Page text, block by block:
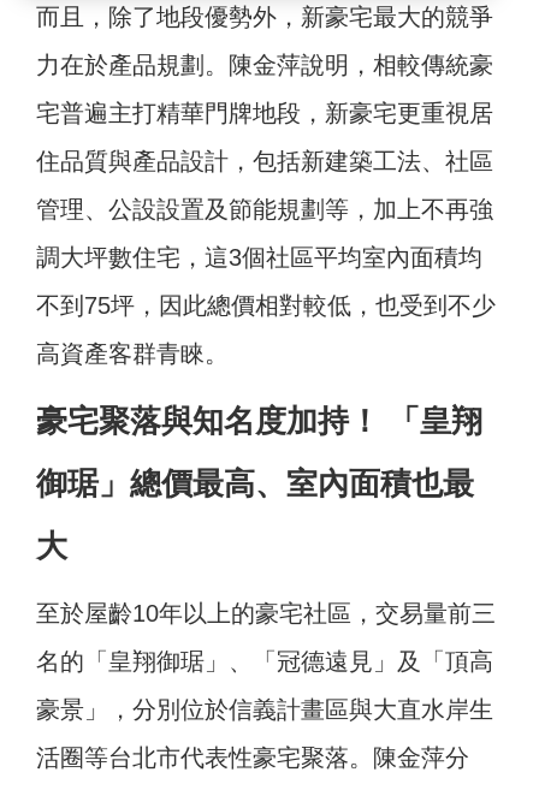
而且，除了地段優勢外，新豪宅最大的競爭
力在於產品規劃。陳金萍說明，相較傳統豪
宅普遍主打精華門牌地段，新豪宅更重視居
住品質與產品設計，包括新建築工法、社區
管理、公設設置及節能規劃等，加上不再強
調大坪數住宅，這3個社區平均室內面積均
不到75坪，因此總價相對較低，也受到不少
高資產客群青睞。
豪宅聚落與知名度加持！ 「皇翔
御琚」總價最高、室內面積也最
大
至於屋齡10年以上的豪宅社區，交易量前三
名的「皇翔御琚」、「冠德遠見」及「頂高
豪景」，分別位於信義計畫區與大直水岸生
活圈等台北市代表性豪宅聚落。陳金萍分